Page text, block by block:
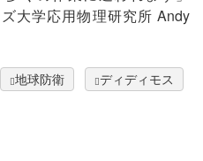
大学応用物理研究所 Andy
地球防衛
ディディモス